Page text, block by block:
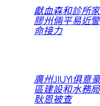
獻血森和診所
膠州倆平易近
命接力
廣州JIUYI俱意
區建設和水務
耿恩被查